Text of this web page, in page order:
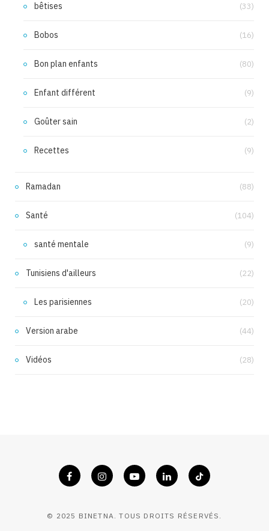
bêtises (33)
Bobos (16)
Bon plan enfants (80)
Enfant différent (9)
Goûter sain (2)
Recettes (9)
Ramadan (88)
Santé (104)
santé mentale (9)
Tunisiens d'ailleurs (22)
Les parisiennes (20)
Version arabe (44)
Vidéos (28)
© 2025 BINETNA. TOUS DROITS RÉSERVÉS.